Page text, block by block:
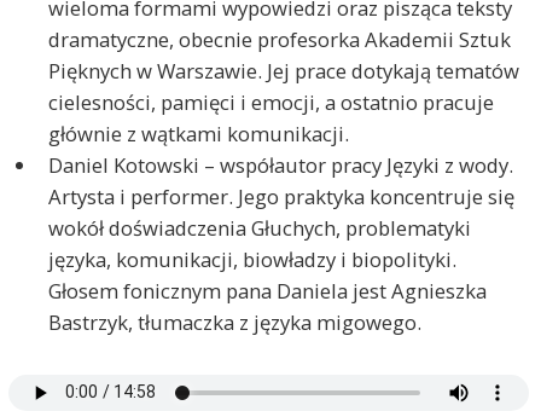
wieloma formami wypowiedzi oraz pisząca teksty
dramatyczne, obecnie profesorka Akademii Sztuk
Pięknych w Warszawie. Jej prace dotykają tematów
cielesności, pamięci i emocji, a ostatnio pracuje
głównie z wątkami komunikacji.
Daniel Kotowski – współautor pracy Języki z wody.
Artysta i performer. Jego praktyka koncentruje się
wokół doświadczenia Głuchych, problematyki
języka, komunikacji, biowładzy i biopolityki.
Głosem fonicznym pana Daniela jest Agnieszka
Bastrzyk, tłumaczka z języka migowego.